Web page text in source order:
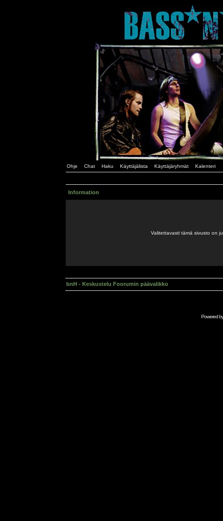
Ohje Chat Haku Käyttäjälista Käyttäjäryhmät Kalenteri
Information
Valitettavasti tämä sivusto on
bnH - Keskustelu Foorumin päävalikko
Powered